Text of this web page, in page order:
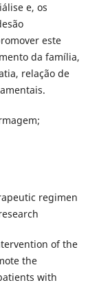
e, os
este
da família,
relação de
regimen
of the
the
with